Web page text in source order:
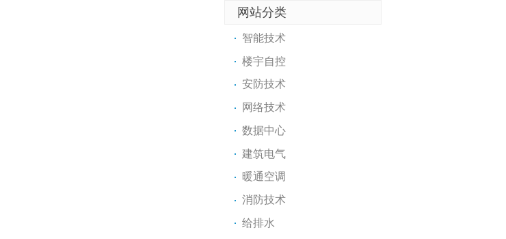
网站分类
智能技术
楼宇自控
安防技术
网络技术
数据中心
建筑电气
暖通空调
消防技术
给排水